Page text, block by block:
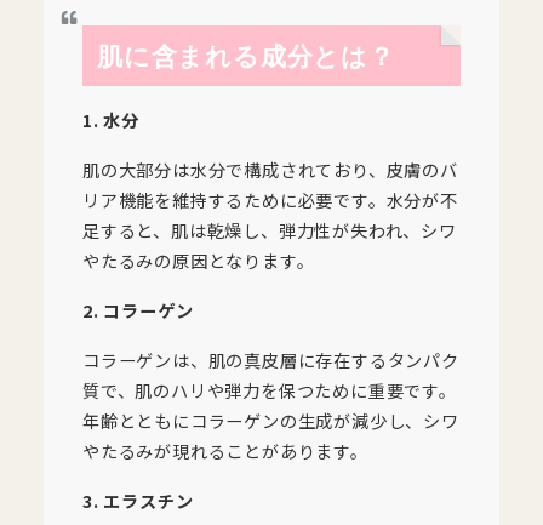
肌に含まれる成分とは？
1. 水分
肌の大部分は水分で構成されており、皮膚のバ
リア機能を維持するために必要です。水分が不
足すると、肌は乾燥し、弾力性が失われ、シワ
やたるみの原因となります。
2. コラーゲン
コラーゲンは、肌の真皮層に存在するタンパク
質で、肌のハリや弾力を保つために重要です。
年齢とともにコラーゲンの生成が減少し、シワ
やたるみが現れることがあります。
3. エラスチン